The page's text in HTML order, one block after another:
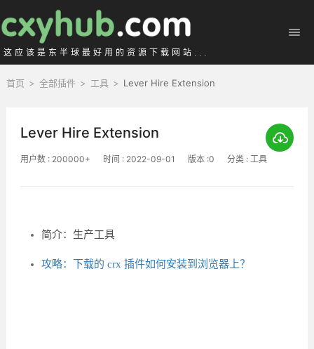
这应该是东半球最好用的资源下载网站...
首页 > 全部插件 > 工具 > Lever Hire Extension
Lever Hire Extension
用户数 : 200000+ 时间 : 2022-09-01 版本 :0 分类 : 工具
简介：生产工具
攻略：下载的 crx 插件如何安装到浏览器上？